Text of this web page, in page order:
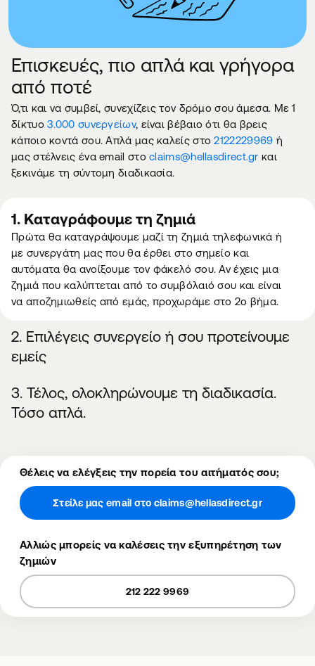
Επισκευές, πιο απλά και γρήγορα
από ποτέ
Ό,τι και να συμβεί, συνεχίζεις τον δρόμο σου άμεσα. Με 1
δίκτυο3.000 συνεργείων, είναι βέβαιο ότι θα βρεις
κάποιο κοντά σου. Απλά μας καλείς στο2122229969 ή
μας στέλνεις ένα email στοclaims@hellasdirect.gr και
ξεκινάμε τη σύντομη διαδικασία.
1. Καταγράφουμε τη ζημιά
Πρώτα θα καταγράψουμε μαζί τη ζημιά τηλεφωνικά ή
με συνεργάτη μας που θα έρθει στο σημείο και
αυτόματα θα ανοίξουμε τον φάκελό σου. Αν έχεις μια
ζημιά που καλύπτεται από το συμβόλαιό σου και είναι
να αποζημιωθείς από εμάς, προχωράμε στο 2ο βήμα.
2. Επιλέγεις συνεργείο ή σου προτείνουμε
εμείς
3. Τέλος, ολοκληρώνουμε τη διαδικασία.
Τόσο απλά.
Θέλεις να ελέγξεις την πορεία του αιτήματός σου;
Στείλε μας email στο claims@hellasdirect.gr
Αλλιώς μπορείς να καλέσεις την εξυπηρέτηση των
ζημιών
212 222 9969